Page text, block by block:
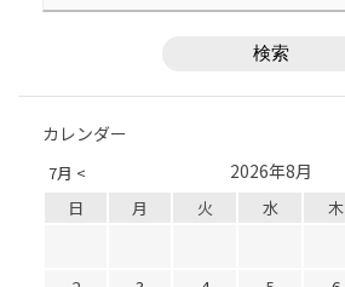
カレンダー
7月 < 2026年8月
日 月 火 水 木